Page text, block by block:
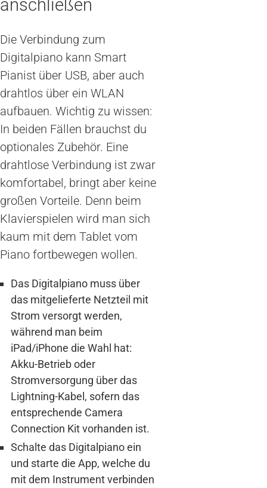
anschließen
Die Verbindung zum
Digitalpiano kann Smart
Pianist über USB, aber auch
drahtlos über ein WLAN
aufbauen. Wichtig zu wissen:
In beiden Fällen brauchst du
optionales Zubehör. Eine
drahtlose Verbindung ist zwar
komfortabel, bringt aber keine
großen Vorteile. Denn beim
Klavierspielen wird man sich
kaum mit dem Tablet vom
Piano fortbewegen wollen.
Das Digitalpiano muss über
das mitgelieferte Netzteil mit
Strom versorgt werden,
während man beim
iPad/iPhone die Wahl hat:
Akku-Betrieb oder
Stromversorgung über das
Lightning-Kabel, sofern das
entsprechende Camera
Connection Kit vorhanden ist.
Schalte das Digitalpiano ein
und starte die App, welche du
mit dem Instrument verbinden